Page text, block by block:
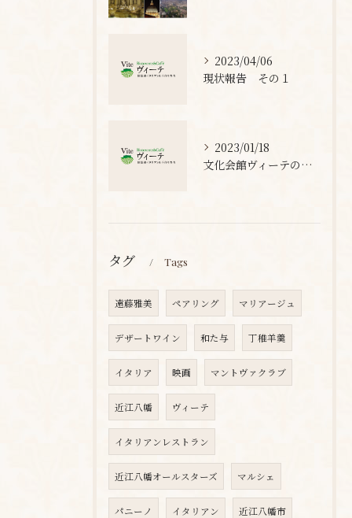
2023/04/06
現状報告 その１
2023/01/18
文化会館ヴィーテの再スタートを延期します。
タグ Tags
遠藤雅美 ペアリング マリアージュ
デザートワイン 和た与 丁稚羊羹
イタリア 映画 マントヴァクラブ
近江八幡 ヴィーテ
イタリアンレストラン
近江八幡オールスターズ マルシェ
パニーノ イタリアン 近江八幡市